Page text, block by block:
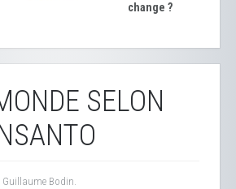
change ?
SELON
Guillaume Bodin.